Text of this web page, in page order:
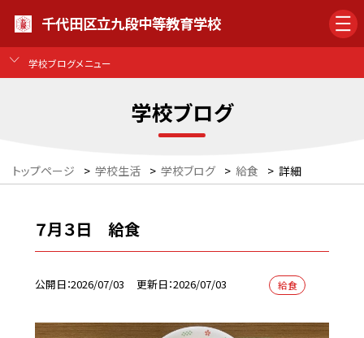
千代田区立九段中等教育学校
学校ブログメニュー
学校ブログ
トップページ > 学校生活 > 学校ブログ > 給食 > 詳細
７月３日 給食
公開日 2026/07/03 更新日 2026/07/03 給食